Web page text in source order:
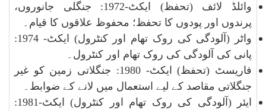
وائلڈ لائف (تحفظ) ایکٹ-1972: جنگلی جانوروں،
پرندوں اور پودوں کا تحفظ؛ محفوظ علاقوں کا قیام۔
واٹر (آلودگی کی روک تھام اور کنٹرول) ایکٹ- 1974:
پانی کی آلودگی کی روک تھام اور کنٹرول۔
فاریسٹ (تحفظ) ایکٹ- 1980: جنگلاتی زمین کو غیر
جنگلاتی مقاصد کے لیے استعمال میں لانے کے ضوابط۔
ایئر (آلودگی کی روک تھام اور کنٹرول) ایکٹ-1981: